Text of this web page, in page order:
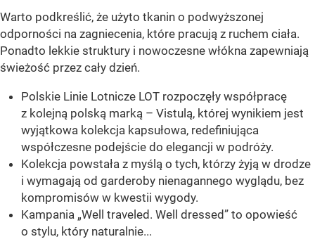
Warto podkreślić, że użyto tkanin o podwyższonej
odporności na zagniecenia, które pracują z ruchem ciała.
Ponadto lekkie struktury i nowoczesne włókna zapewniają
świeżość przez cały dzień.
Polskie Linie Lotnicze LOT rozpoczęły współpracę
z kolejną polską marką – Vistulą, której wynikiem jest
wyjątkowa kolekcja kapsułowa, redefiniująca
współczesne podejście do elegancji w podróży.
Kolekcja powstała z myślą o tych, którzy żyją w drodze
i wymagają od garderoby nienagannego wyglądu, bez
kompromisów w kwestii wygody.
Kampania „Well traveled. Well dressed” to opowieść
o stylu, który naturalnie...